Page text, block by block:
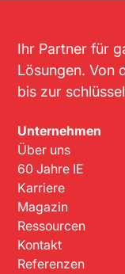
Ihr Partner für
Lösungen. Von
bis zur
Unternehmen
Über uns
60 Jahre IE
Karriere
Magazin
Ressourcen
Kontakt
Referenzen